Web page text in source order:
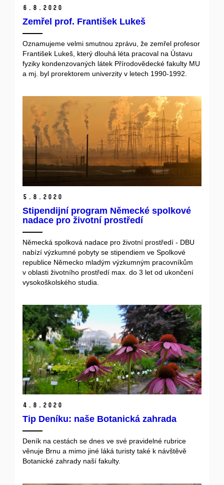
6. 8. 2020
Zemřel prof. František Lukeš
Oznamujeme velmi smutnou zprávu, že zemřel profesor
František Lukeš, který dlouhá léta pracoval na Ústavu
fyziky kondenzovaných látek Přírodovědecké fakulty MU
a mj. byl prorektorem univerzity v letech 1990-1992.
5. 8. 2020
Stipendijní program Německé spolkové
nadace pro životní prostředí
Německá spolková nadace pro životní prostředí - DBU
nabízí výzkumné pobyty se stipendiem ve Spolkové
republice Německo mladým výzkumným pracovníkům
v oblasti životního prostředí max. do 3 let od ukončení
vysokoškolského studia.
4. 8. 2020
Tip Deníku: naše Botanická zahrada
Deník na cestách se dnes ve své pravidelné rubrice
věnuje Brnu a mimo jiné láká turisty také k návštěvě
Botanické zahrady naší fakulty.